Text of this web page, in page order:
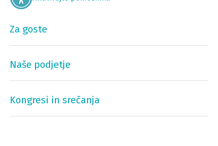
Za goste
Naše podjetje
Kongresi in srečanja